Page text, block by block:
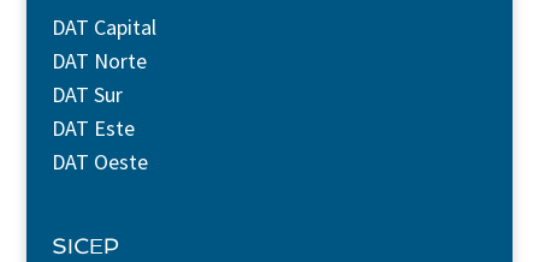
DAT Capital
DAT Norte
DAT Sur
DAT Este
DAT Oeste
SICEP